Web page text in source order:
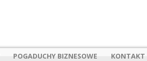
POGADUCHY BIZNESOWE KONTAKT